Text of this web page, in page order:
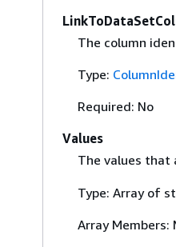
The column
Type:
Required: No
Values
The values that
Type: Array of
Array Members: